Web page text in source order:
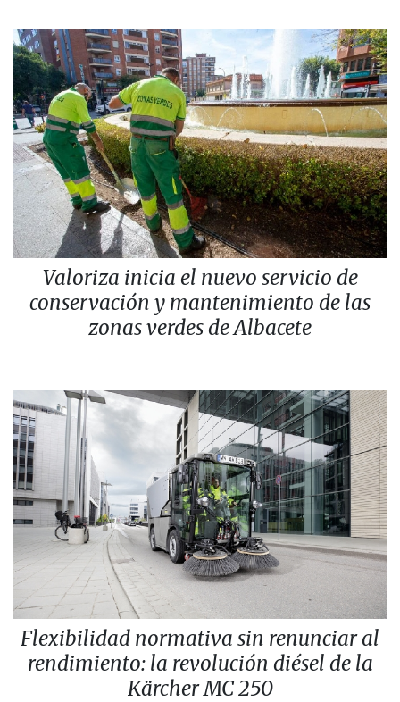
Valoriza inicia el nuevo servicio de
conservación y mantenimiento de las
zonas verdes de Albacete
Flexibilidad normativa sin renunciar al
rendimiento: la revolución diésel de la
Kärcher MC 250